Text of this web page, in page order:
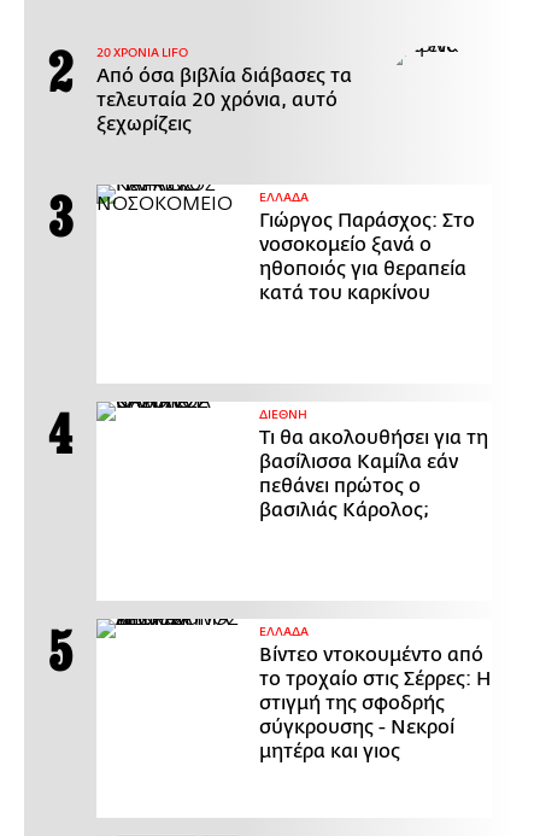
20 ΧΡΟΝΙΑ LIFO
Από όσα βιβλία διάβασες τα
τελευταία 20 χρόνια, αυτό
ξεχωρίζεις
ΕΛΛΑΔΑ
Γιώργος Παράσχος: Στο
νοσοκομείο ξανά ο
ηθοποιός για θεραπεία
κατά του καρκίνου
ΔΙΕΘΝΗ
Τι θα ακολουθήσει για τη
βασίλισσα Καμίλα εάν
πεθάνει πρώτος ο
βασιλιάς Κάρολος;
ΕΛΛΑΔΑ
Βίντεο ντοκουμέντο από
το τροχαίο στις Σέρρες: Η
στιγμή της σφοδρής
σύγκρουσης - Νεκροί
μητέρα και γιος